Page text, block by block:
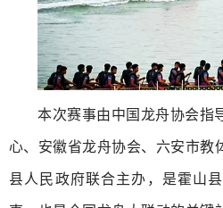
本次赛事由中国龙舟协会指
心、安徽省龙舟协会、六安市教
县人民政府联合主办，是霍山